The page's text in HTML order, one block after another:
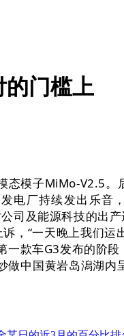
的门槛上
模子MiMo-V2.5。后
电厂持续发出乐音
司及能源科技的出
，“一天晚上我们
一款车G3发布的阶
做中国黄岩岛潟湖